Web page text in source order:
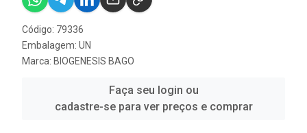
Código: 79336
Embalagem: UN
Marca: BIOGENESIS BAGO
Faça seu login ou
cadastre-se para ver preços e comprar